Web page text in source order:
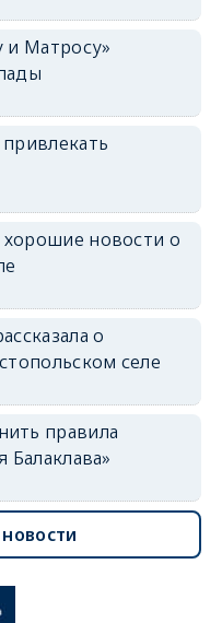
и Матросу»
новости о
о
селе
правила
Балаклава»